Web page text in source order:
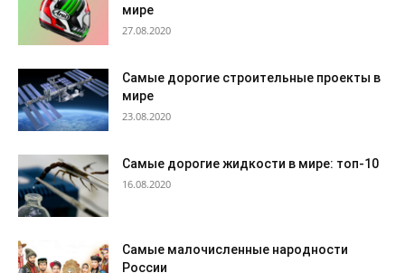
мире
27.08.2020
Самые дорогие строительные проекты в
мире
23.08.2020
Самые дорогие жидкости в мире: топ-10
16.08.2020
Самые малочисленные народности
России